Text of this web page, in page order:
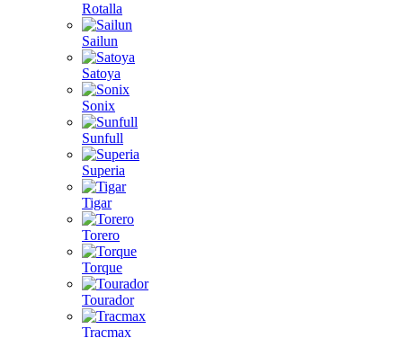
Rotalla
Sailun
Satoya
Sonix
Sunfull
Superia
Tigar
Torero
Torque
Tourador
Tracmax